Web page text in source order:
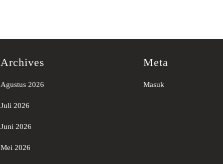
Archives
Agustus 2026
Juli 2026
Juni 2026
Mei 2026
Meta
Masuk